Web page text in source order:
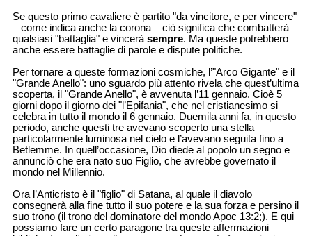
Se questo primo cavaliere è partito "da vincitore, e per vincere"
– come indica anche la corona – ciò significa che combatterà
qualsiasi "battaglia" e vinceràsempre. Ma queste potrebbero
anche essere battaglie di parole e dispute politiche.
Per tornare a queste formazioni cosmiche, l’"Arco Gigante" e il
"Grande Anello": uno sguardo più attento rivela che quest’ultima
scoperta, il "Grande Anello", è avvenuta l’11 gennaio. Cioè 5
giorni dopo il giorno dei "l’Epifania", che nel cristianesimo si
celebra in tutto il mondo il 6 gennaio. Duemila anni fa, in questo
periodo, anche questi tre avevano scoperto una stella
particolarmente luminosa nel cielo e l’avevano seguita fino a
Betlemme. In quell’occasione, Dio diede al popolo un segno e
annunciò che era nato suo Figlio, che avrebbe governato il
mondo nel Millennio.
Ora l’Anticristo è il "figlio" di Satana, al quale il diavolo
consegnerà alla fine tutto il suo potere e la sua forza e persino il
suo trono (il trono del dominatore del mondo Apoc 13:2;). E qui
possiamo fare un certo paragone tra queste affermazioni